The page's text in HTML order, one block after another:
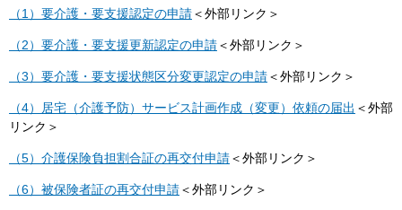
（1）要介護・要支援認定の申請＜外部リンク＞
（2）要介護・要支援更新認定の申請＜外部リンク＞
（3）要介護・要支援状態区分変更認定の申請＜外部リンク＞
（4）居宅（介護予防）サービス計画作成（変更）依頼の届出 ＜外部
リンク＞
（5）介護保険負担割合証の再交付申請＜外部リンク＞
（6）被保険者証の再交付申請＜外部リンク＞